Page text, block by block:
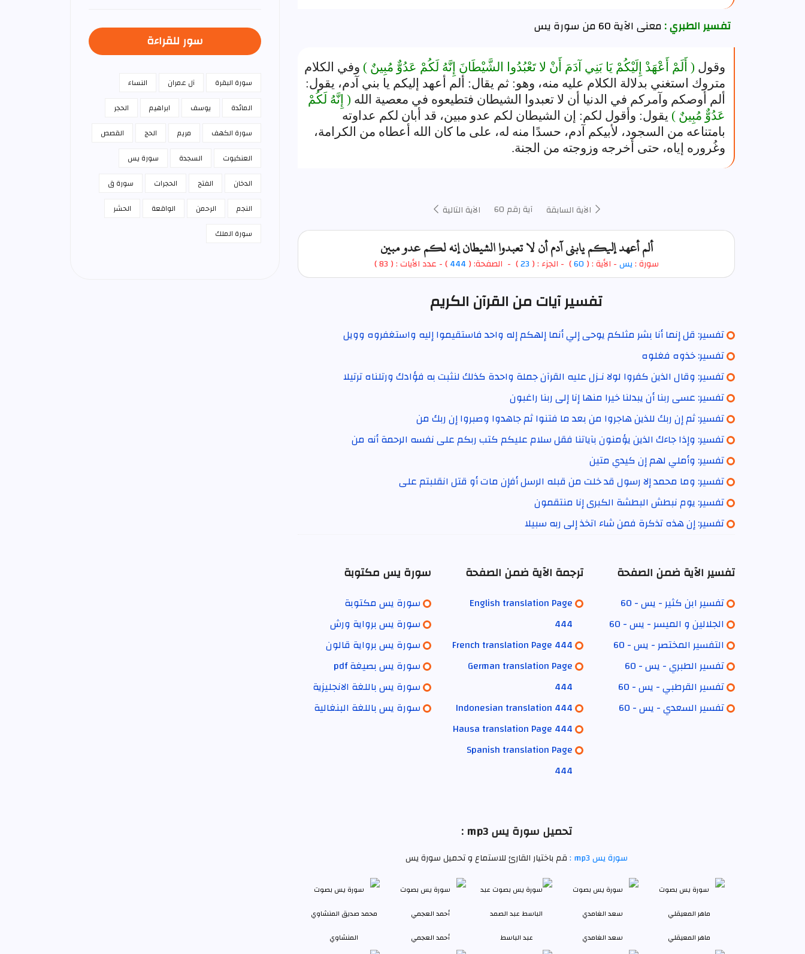
تفسير الطبري :معنى الآية 60 من سورة يس
وقول ( أَلَمْ أَعْهَدْ إِلَيْكُمْ يَا بَنِي آدَمَ أَنْ لا تَعْبُدُوا الشَّيْطَانَ إِنَّهُ لَكُمْ عَدُوٌّ مُبِينٌ ) وفي الكلام
متروك استغني بدلالة الكلام عليه منه، وهو: ثم يقال: ألم أعهد إليكم يا بني آدم، يقول:
ألم أوصكم وآمركم في الدنيا أن لا تعبدوا الشيطان فتطيعوه في معصية الله ( إِنَّهُ لَكُمْ
عَدُوٌّ مُبِينٌ ) يقول: وأقول لكم: إن الشيطان لكم عدو مبين، قد أبان لكم عداوته
بامتناعه من السجود، لأبيكم آدم، حسدًا منه له، على ما كان الله أعطاه من الكرامة،
وغُروره إياه، حتى أخرجه وزوجته من الجنة.
الآية السابقة آية رقم 60 الآية التالية
ألم أعهد إليكم يابني آدم أن لا تعبدوا الشيطان إنه لكم عدو مبين
سورة :يس- الأية : (60
) - الجزء : (23) - الصفحة: ( 444) - عدد الأيات : ( 83 )
تفسير آيات من القرآن الكريم
تفسير: قل إنما أنا بشر مثلكم يوحى إلي أنما إلهكم إله واحد فاستقيموا إليه واستغفروه وويل
تفسير: خذوه فغلوه
تفسير: وقال الذين كفروا لولا نـزل عليه القرآن جملة واحدة كذلك لنثبت به فؤادك ورتلناه ترتيلا
تفسير: عسى ربنا أن يبدلنا خيرا منها إنا إلى ربنا راغبون
تفسير: ثم إن ربك للذين هاجروا من بعد ما فتنوا ثم جاهدوا وصبروا إن ربك من
تفسير: وإذا جاءك الذين يؤمنون بآياتنا فقل سلام عليكم كتب ربكم على نفسه الرحمة أنه من
تفسير: وأملي لهم إن كيدي متين
تفسير: وما محمد إلا رسول قد خلت من قبله الرسل أفإن مات أو قتل انقلبتم على
تفسير: يوم نبطش البطشة الكبرى إنا منتقمون
تفسير: إن هذه تذكرة فمن شاء اتخذ إلى ربه سبيلا
تفسير الآية ضمن الصفحة
تفسير ابن كثير - يس - 60
الجلالين و الميسر - يس - 60
التفسير المختصر - يس - 60
تفسير الطبري - يس - 60
تفسير القرطبي - يس - 60
تفسير السعدي - يس - 60
ترجمة الآية ضمن الصفحة
English translation Page
444
French translation Page 444
German translation Page
444
Indonesian translation 444
Hausa translation Page 444
Spanish translation Page
444
سورة يس مكتوبة
سورة يس مكتوبة
سورة يس برواية ورش
سورة يس برواية قالون
سورة يس بصيغة pdf
سورة يس باللغة الانجليزية
سورة يس باللغة البنغالية
تحميل سورة يس mp3 :
سورة يس mp3 : قم باختيار القارئ للاستماع و تحميل سورة يس
ماهر المعيقلي سعد الغامدي عبد الباسط أحمد العجمي المنشاوي
سور للقراءة
سورة البقرة آل عمران
النساء
المائدة
يوسف ابراهيم
الحجر
سورة الكهف
مريم الحج
القصص
العنكبوت
السجدة
سورة يس
الدخان
الفتح الحجرات
سورة ق
النجم
الرحمن الواقعة
الحشر
سورة الملك